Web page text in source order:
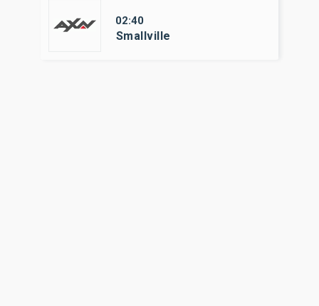
02:40
Smallville